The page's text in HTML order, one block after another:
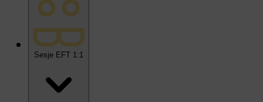
Sesje EFT 1:1